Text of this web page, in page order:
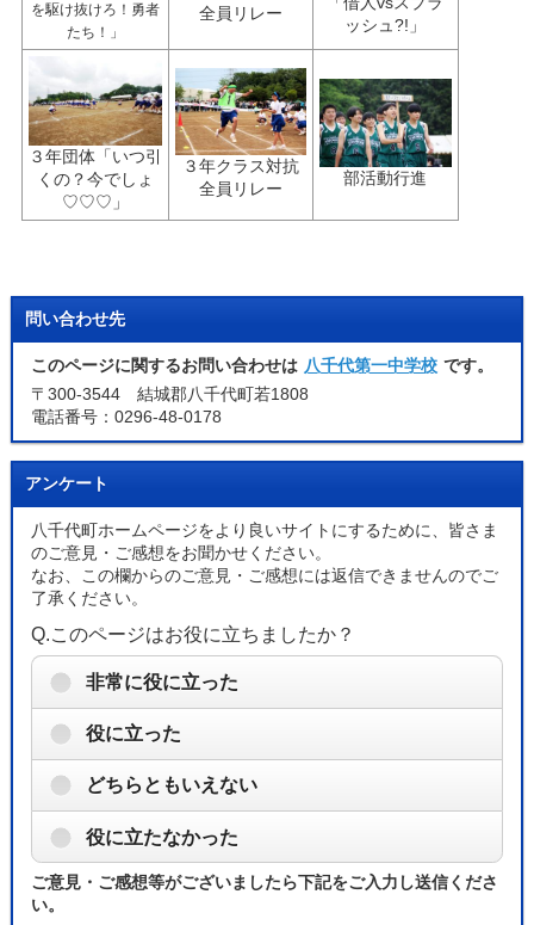
を駆け抜けろ！勇者
たち！」
全員リレー
ッシュ?!」
３年団体「いつ引
くの？今でしょ
♡♡♡」
３年クラス対抗
全員リレー
部活動行進
問い合わせ先
このページに関するお問い合わせは 八千代第一中学校 です。
〒300-3544 結城郡八千代町若1808
電話番号：0296-48-0178
アンケート
八千代町ホームページをより良いサイトにするために、皆さま
のご意見・ご感想をお聞かせください。
なお、この欄からのご意見・ご感想には返信できませんのでご
了承ください。
Q.このページはお役に立ちましたか？
非常に役に立った
役に立った
どちらともいえない
役に立たなかった
ご意見・ご感想等がございましたら下記をご入力し送信くださ
い。